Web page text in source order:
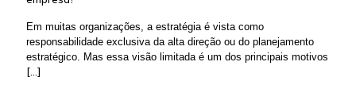
Em muitas organizações, a estratégia é vista como
responsabilidade exclusiva da alta direção ou do planejamento
estratégico. Mas essa visão limitada é um dos principais motivos
[…]